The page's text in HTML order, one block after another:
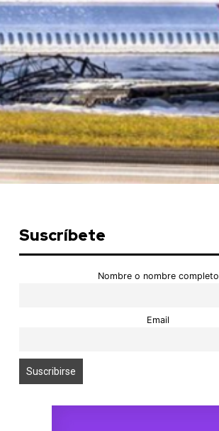
Suscríbete
Nombre o nombre completo
Email